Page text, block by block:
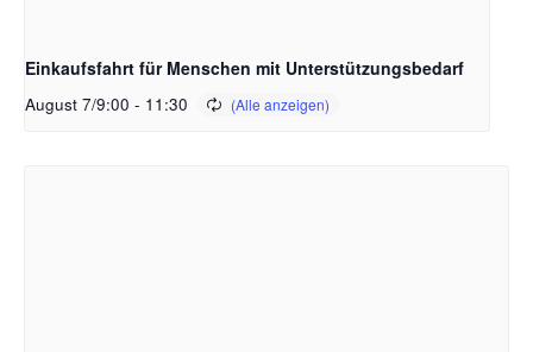
Einkaufsfahrt für Menschen mit Unterstützungsbedarf
August 7/9:00 - 11:30